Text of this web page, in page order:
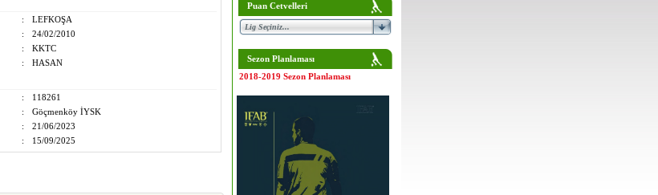
:
LEFKOŞA
:
24/02/2010
:
KKTC
: HASAN
:
118261
:
Göçmenköy İYSK
:
21/06/2023
: 15/09/2025
Puan Cetvelleri
Sezon Planlaması
2018-2019 Sezon Planlaması